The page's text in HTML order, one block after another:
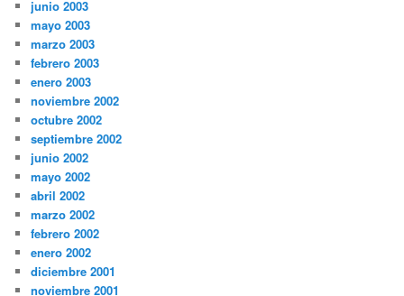
junio 2003
mayo 2003
marzo 2003
febrero 2003
enero 2003
noviembre 2002
octubre 2002
septiembre 2002
junio 2002
mayo 2002
abril 2002
marzo 2002
febrero 2002
enero 2002
diciembre 2001
noviembre 2001